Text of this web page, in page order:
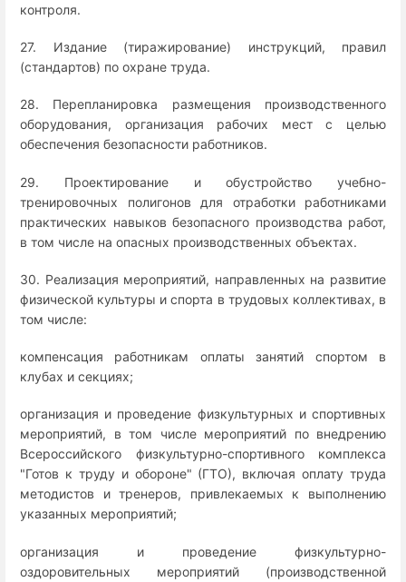
контроля.
27. Издание (тиражирование) инструкций, правил
(стандартов) по охране труда.
28. Перепланировка размещения производственного
оборудования, организация рабочих мест с целью
обеспечения безопасности работников.
29. Проектирование и обустройство учебно-
тренировочных полигонов для отработки работниками
практических навыков безопасного производства работ,
в том числе на опасных производственных объектах.
30. Реализация мероприятий, направленных на развитие
физической культуры и спорта в трудовых коллективах, в
том числе:
компенсация работникам оплаты занятий спортом в
клубах и секциях;
организация и проведение физкультурных и спортивных
мероприятий, в том числе мероприятий по внедрению
Всероссийского физкультурно-спортивного комплекса
"Готов к труду и обороне" (ГТО), включая оплату труда
методистов и тренеров, привлекаемых к выполнению
указанных мероприятий;
организация и проведение физкультурно-
оздоровительных мероприятий (производственной